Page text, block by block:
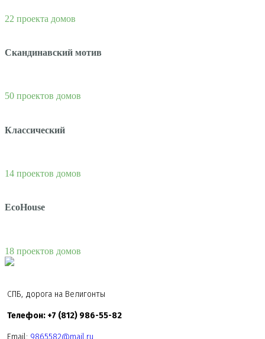
22 проекта домов
Скандинавский мотив
50 проектов домов
Классический
14 проектов домов
EcoHouse
18 проектов домов
СПБ, дорога на Велигонты
Телефон: +7 (812) 986-55-82
Email: 9865582@mail.ru